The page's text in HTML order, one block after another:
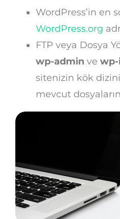
WordPress’in en
WordPress.org
FTP veya Dosya
wp-admin ve wp-
sitenizin kök
mevcut